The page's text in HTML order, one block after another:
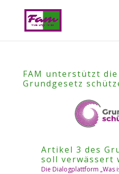
FAM unterstützt
Grundgesetz
Artikel 3 des
soll verwässert
Die Dialogplattform „Was